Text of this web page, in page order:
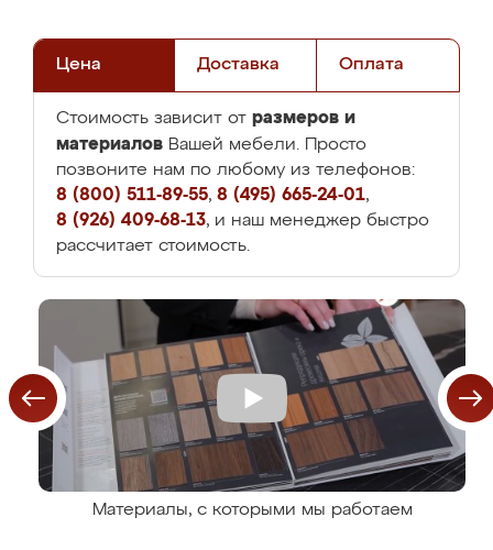
Цена Доставка Оплата
Стоимость зависит от размеров и
материалов Вашей мебели. Просто
позвоните нам по любому из телефонов:
8 (800) 511-89-55, 8 (495) 665-24-01,
8 (926) 409-68-13, и наш менеджер быстро
рассчитает стоимость.
Материалы, с которыми мы работаем